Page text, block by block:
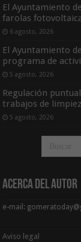
El Ayuntamiento
farolas
6 agosto, 2026
El Ayuntamiento
programa de
5 agosto, 2026
Regulación
trabajos de
5 agosto, 2026
Acerca del Autor
e-mail:
Aviso legal